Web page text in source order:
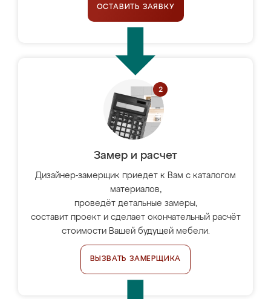
ОСТАВИТЬ ЗАЯВКУ
Замер и расчет
Дизайнер-замерщик приедет к Вам с каталогом
материалов,
проведёт детальные замеры,
составит проект и сделает окончательный расчёт
стоимости Вашей будущей мебели.
ВЫЗВАТЬ ЗАМЕРЩИКА